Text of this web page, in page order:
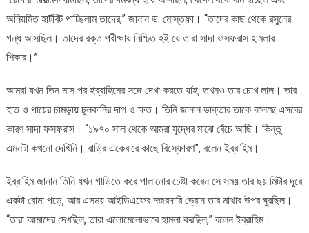
অনিয়মিত হার্টবিট পাচ্ছিলাম তাদের,” জানান ড. মোস্তফা। “তাদের কাছ থেকে রসুনের
গন্ধ আসছিল। তাদের রক্ত পরীক্ষায় নিশ্চিত হই যে তারা সাদা ফসফরাস হামলার
শিকার।”
আমরা যখন তিন মাস পর ইব্রাহিমের সঙ্গে দেখা করতে যাই, তখনও তার চোখ লাল। তার
হাত ও পায়ের চামড়ায় চুলকানির দাগ ও ক্ষত। তিনি জানান ডাক্তার তাকে বলেছে এসবের
কারণ সাদা ফসফরাস। “১৯৭০ সাল থেকে আমরা যুদ্ধের মাঝে বেঁচে আছি। কিন্তু
এমনটা কখনো দেখিনি। বাড়ির একেবারে কাছে বিস্ফোরণ”, বলেন ইব্রাহিম।
ইব্রাহিম জানান তিনি যখন গাড়িতে করে পালানোর চেষ্টা করেন সে সময় তার ছয় মিটার দূরে
একটা বোমা পড়ে, আর এসময় আইডিএফের নজরদারি ড্রোন তার মাথার উপর ঘুরছিল।
“তারা আমাদের দেখছিল, তারা এলোমেলোভাবে হামলা করছিল,” বলেন ইব্রাহিম।